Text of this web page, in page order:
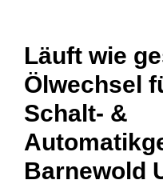
Läuft wie
Ölwechsel
Schalt- &
Barnewold